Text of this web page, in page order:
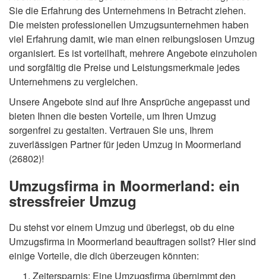
Sie die Erfahrung des Unternehmens in Betracht ziehen.
Die meisten professionellen Umzugsunternehmen haben
viel Erfahrung damit, wie man einen reibungslosen Umzug
organisiert. Es ist vorteilhaft, mehrere Angebote einzuholen
und sorgfältig die Preise und Leistungsmerkmale jedes
Unternehmens zu vergleichen.
Unsere Angebote sind auf Ihre Ansprüche angepasst und
bieten Ihnen die besten Vorteile, um Ihren Umzug
sorgenfrei zu gestalten. Vertrauen Sie uns, Ihrem
zuverlässigen Partner für jeden Umzug in Moormerland
(26802)!
Umzugsfirma in Moormerland: ein
stressfreier Umzug
Du stehst vor einem Umzug und überlegst, ob du eine
Umzugsfirma in Moormerland beauftragen sollst? Hier sind
einige Vorteile, die dich überzeugen könnten:
Zeitersparnis: Eine Umzugsfirma übernimmt den